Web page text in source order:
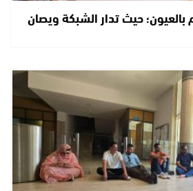
بالعيون؛ حيث تدار الشبكة ويصان